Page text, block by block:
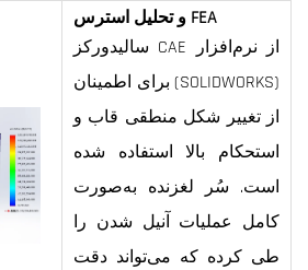
FEA و تحلیل استرس
از نرم‌افزار CAE سالیدورکز
(SOLIDWORKS) برای اطمینان
از تغییر شکل منطقی قاب و
استحکام بالا استفاده شده
است. سُر لغزنده به‌صورت
کامل عملیات آنیل شدن را
طی کرده که می‌تواند دقت